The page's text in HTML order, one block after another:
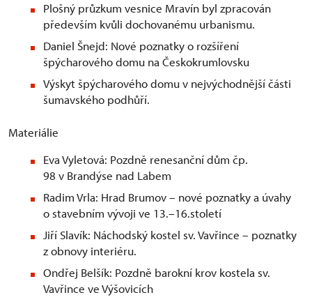
Plošný průzkum vesnice Mravín byl zpracován
především kvůli dochovanému urbanismu.
Daniel Šnejd: Nové poznatky o rozšíření
špýcharového domu na Českokrumlovsku
Výskyt špýcharového domu v nejvýchodnější části
šumavského podhůří.
Materiálie
Eva Vyletová: Pozdně renesanční dům čp.
98 v Brandýse nad Labem
Radim Vrla: Hrad Brumov – nové poznatky a úvahy
o stavebním vývoji ve 13.–16.století
Jiří Slavík: Náchodský kostel sv. Vavřince – poznatky
z obnovy interiéru.
Ondřej Belšík: Pozdně barokní krov kostela sv.
Vavřince ve Výšovicích